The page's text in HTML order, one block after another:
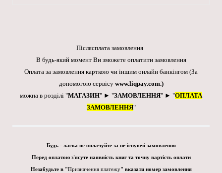
Післясплата замовлення
В будь-який момент Ви зможете оплатити замовлення
Оплата за замовлення карткою чи іншим онлайн банкінгом (За
допомогою сервісу www.liqpay.com.)
можна в розділі "МАГАЗИН" ► "ЗАМОВЛЕННЯ" ► "ОПЛАТА
ЗАМОВЛЕННЯ"
Будь - ласка не оплачуйте за не існуючі замовлення
Перед оплатою з'ясуте наявність книг та точну вартість оплати
Незабудьте в "Призначення платежу" вказати номер замовлення